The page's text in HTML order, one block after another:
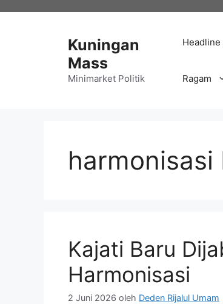
Kuningan
Mass
Minimarket Politik
Headline
Ragam
harmonisasi
Kajati Baru
Harmonisasi
2 Juni 2026 oleh Deden Rijalul Umam